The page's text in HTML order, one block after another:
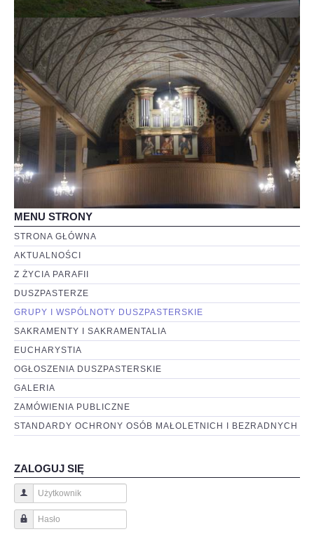
MENU STRONY
STRONA GŁÓWNA
AKTUALNOŚCI
Z ŻYCIA PARAFII
DUSZPASTERZE
GRUPY I WSPÓLNOTY DUSZPASTERSKIE
SAKRAMENTY I SAKRAMENTALIA
EUCHARYSTIA
OGŁOSZENIA DUSZPASTERSKIE
GALERIA
ZAMÓWIENIA PUBLICZNE
STANDARDY OCHRONY OSÓB MAŁOLETNICH I BEZRADNYCH
ZALOGUJ SIĘ
Użytkownik
Hasło